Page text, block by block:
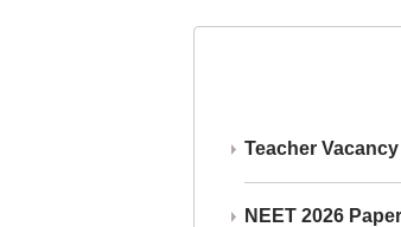
Teacher Vacancy
NEET 2026 Paper